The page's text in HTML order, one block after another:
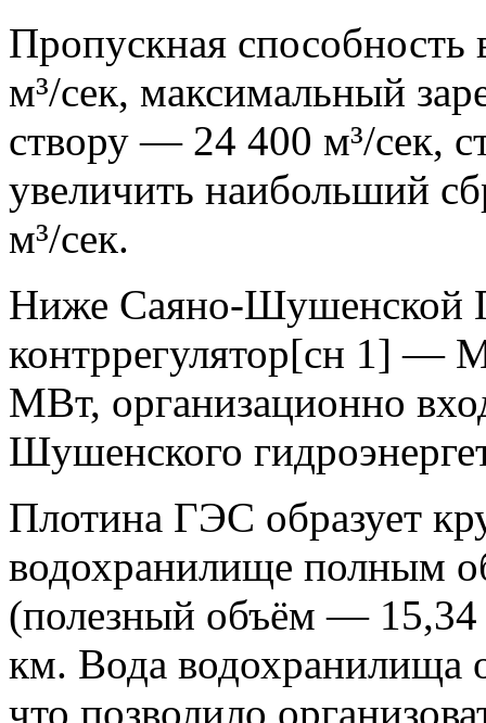
Пропускная
м³/сек, максимальный
створу — 24 400 м³/сек,
увеличить наибольший
м³/сек.
Ниже Саяно-Шушенской
контррегулятор[сн 1] —
МВт, организационно
Шушенского
Плотина ГЭС образует
водохранилище полным
(полезный объём —
км. Вода водохранилища
что позволило